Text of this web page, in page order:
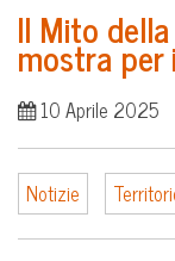
Il Mito
mostra
10 Aprile 2025
Notizie